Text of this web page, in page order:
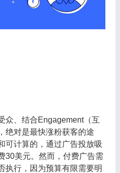
众、结合Engagement（互
绝对是最快涨粉获客的途
可计算的，通过广告投放吸
30美元。然而，付费广告需
执行，因为预算有限需要明